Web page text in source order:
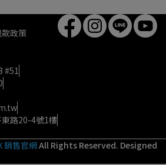
款政策
#51
路20-4號1樓
銷售官網All Rights Reserved. Designed